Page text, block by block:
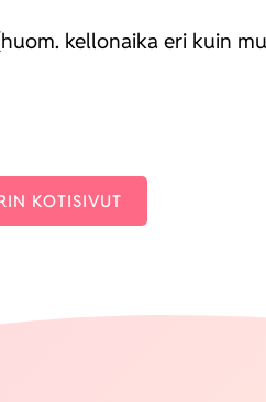
kel­lon­ai­ka eri kuin
KOTI­SI­VUT